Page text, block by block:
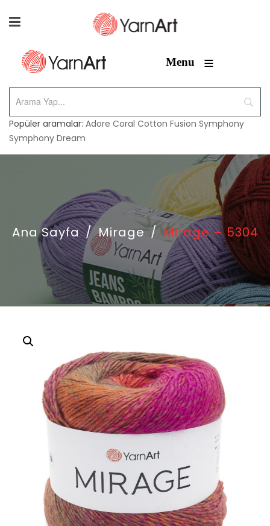
Menu ≡
Popüler aramalar: Adore Coral Cotton Fusion Symphony
Symphony Dream
Ana Sayfa / Mirage / Mirage – 5304